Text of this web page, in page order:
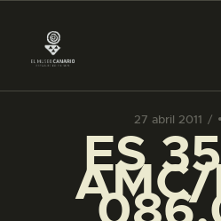
27 abril 2011
ES
PREPARAR LA
ACTIVIDADES